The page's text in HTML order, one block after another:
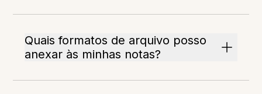
Quais formatos de arquivo posso
anexar às minhas notas?